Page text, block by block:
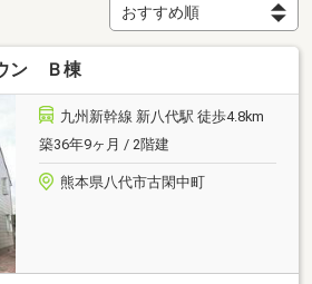
ン Ｂ棟
九州新幹線 新八代駅 徒歩4.8km
築36年9ヶ月 / 2階建
熊本県八代市古閑中町